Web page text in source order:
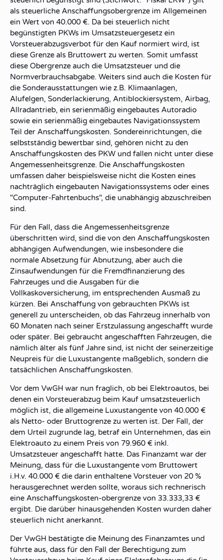
als steuerliche Anschaffungsobergrenze im Allgemeinen
ein Wert von 40.000 €. Da bei steuerlich nicht
begünstigten PKWs im Umsatzsteuergesetz ein
Vorsteuerabzugsverbot für den Kauf normiert wird, ist
diese Grenze als Bruttowert zu werten. Somit umfasst
diese Obergrenze auch die Umsatzsteuer und die
Normverbrauchsabgabe. Weiters sind auch die Kosten für
die Sonderausstattungen wie z.B. Klimaanlagen,
Alufelgen, Sonderlackierung, Antiblockiersystem, Airbag,
Allradantrieb, ein serienmäßig eingebautes Autoradio
sowie ein serienmäßig eingebautes Navigationssystem
Teil der Anschaffungskosten. Sondereinrichtungen, die
selbstständig bewertbar sind, gehören nicht zu den
Anschaffungskosten des PKW und fallen nicht unter diese
Angemessenheitsgrenze. Die Anschaffungskosten
umfassen daher beispielsweise nicht die Kosten eines
nachträglich eingebauten Navigationssystems oder eines
"Computer-Fahrtenbuchs", die unabhängig abzuschreiben
sind.
Für den Fall, dass die Angemessenheitsgrenze
überschritten wird, sind die von den Anschaffungskosten
abhängigen Aufwendungen, wie insbesondere die
normale Absetzung für Abnutzung, aber auch die
Zinsaufwendungen für die Fremdfinanzierung des
Fahrzeuges und die Ausgaben für die
Vollkaskoversicherung, im entsprechenden Ausmaß zu
kürzen. Bei Anschaffung von gebrauchten PKWs ist
generell zu unterscheiden, ob das Fahrzeug innerhalb von
60 Monaten nach seiner Erstzulassung angeschafft wurde
oder später. Bei gebraucht angeschafften Fahrzeugen, die
nämlich älter als fünf Jahre sind, ist nicht der seinerzeitige
Neupreis für die Luxustangente maßgeblich, sondern die
tatsächlichen Anschaffungskosten.
Vor dem VwGH war nun fraglich, ob bei Elektroautos, bei
denen ein Vorsteuerabzug beim Kauf umsatzsteuerlich
möglich ist, die allgemeine Luxustangente von 40.000 €
als Netto- oder Bruttogrenze zu werten ist. Der Fall, der
dem Urteil zugrunde lag, betraf ein Unternehmen, das ein
Elektroauto zu einem Preis von 79.960 € inkl.
Umsatzsteuer angeschafft hatte. Das Finanzamt war der
Meinung, dass für die Luxustangente vom Bruttowert
i.H.v. 40.000 € die darin enthaltene Vorsteuer von 20 %
herausgerechnet werden sollte, woraus sich rechnerisch
eine Anschaffungskosten-obergrenze von 33.333,33 €
ergibt. Die darüber hinausgehenden Kosten wurden daher
steuerlich nicht anerkannt.
Der VwGH bestätigte die Meinung des Finanzamtes und
führte aus, dass für den Fall der Berechtigung zum